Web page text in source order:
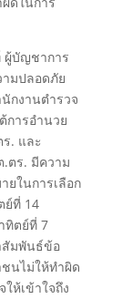
ผู้บัญชาการ
มปลอดภัย
กงานตำรวจ
การอำนวย
. และ
.ตร. มีความ
ยในการเลือก
ย์ที่ 14
ทิตย์ที่ 7
สัมพันธ์ข้อ
นไม่ให้ทำผิด
ห้เข้าใจถึง